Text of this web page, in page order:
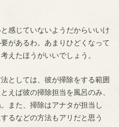
感じていないようだからいいけ
があるわ。あまりひどくなって
えたほうがいいでしょう。
としては、彼が掃除をする範囲
えば彼の掃除担当を風呂のみ、
また、掃除はアナタが担当し
るなどの方法もアリだと思う